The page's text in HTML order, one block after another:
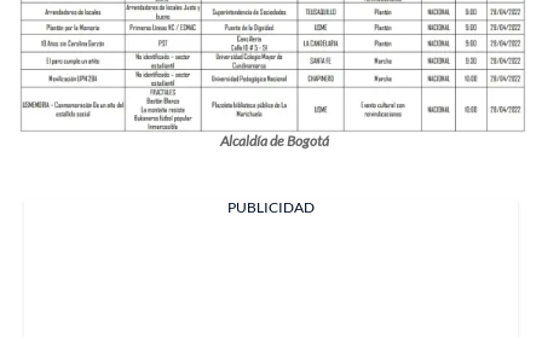
Alcaldía de Bogotá
PUBLICIDAD